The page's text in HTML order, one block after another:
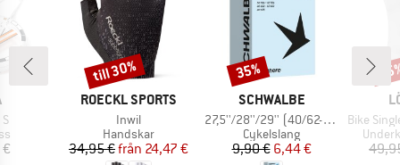
VARUMÄRKE
ROECKL SPORTS
Produkter
Inwil
Produktgrupp
Handskar
Pris
34,95 € Reducerat pris
från 24,47 €
Rabatt
till 30%
VARUMÄRKE
SCHWALBE
Produkter
27,5''/28''/29'' (40/62-584/635) SCV19
Produktgrupp
Cykelslang
Pris
9,90 €Reducerat pris
6,44 €
Rabatt
35%
Produkter
Bike